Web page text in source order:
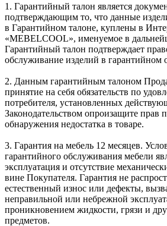
1. Гарантийный талон является
подтверждающим то, что данные
в Гарантийном талоне, куплены в
«MEBELCOOL», именуемое в
Гарантийный талон подтверждает
обслуживание изделий в гарантийном
2. Данным гарантийным талоном
принятие на себя обязательств по
потребителя, установленных
Законодательством опроизащите прав
обнаружения недостатка в товаре.
3. Гарантия на мебель 12 месяцев.
гарантийного обслуживания мебели
эксплуатация и отсутствие
вине Покупателя. Гарантия не
естественный износ или дефекты,
неправильной или небрежной
проникновением жидкости, грязи и
предметов.